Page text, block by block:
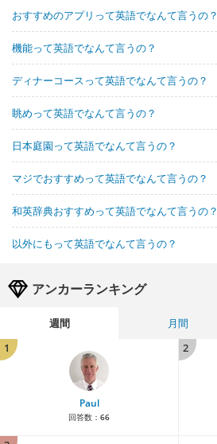
おすすめのアプリって英語でなんて言うの？
機能って英語でなんて言うの？
ディナーコースって英語でなんて言うの？
眺めって英語でなんて言うの？
日本庭園って英語でなんて言うの？
マジでおすすめって英語でなんて言うの？
和英辞典おすすめって英語でなんて言うの？
以外にもって英語でなんて言うの？
アンカーランキング
週間 月間
1
Paul
回答数： 66
2